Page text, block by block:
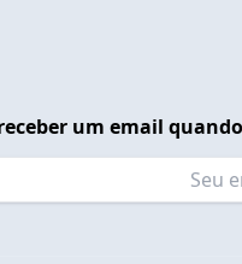
um email